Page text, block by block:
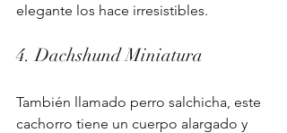
elegante los hace irresistibles.
4. Dachshund Miniatura
También llamado perro salchicha, este
cachorro tiene un cuerpo alargado y